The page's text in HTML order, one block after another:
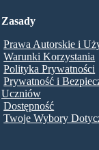
Zasady
Prawa Autorskie i
Warunki Korzystania
Polityka Prywatności
Prywatność i
Uczniów
Dostępność
Twoje Wybory